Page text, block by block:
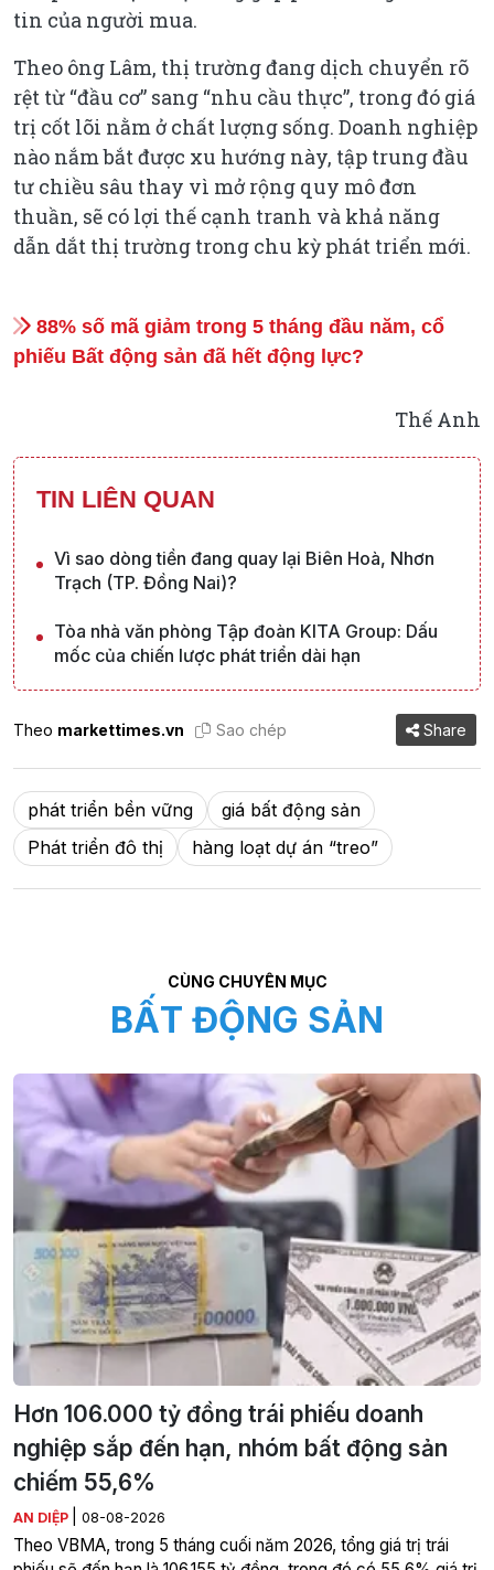
tin của người mua.
Theo ông Lâm, thị trường đang dịch chuyển rõ
rệt từ “đầu cơ” sang “nhu cầu thực”, trong đó giá
trị cốt lõi nằm ở chất lượng sống. Doanh nghiệp
nào nắm bắt được xu hướng này, tập trung đầu
tư chiều sâu thay vì mở rộng quy mô đơn
thuần, sẽ có lợi thế cạnh tranh và khả năng
dẫn dắt thị trường trong chu kỳ phát triển mới.
88% số mã giảm trong 5 tháng đầu năm, cổ
phiếu Bất động sản đã hết động lực?
Thế Anh
TIN LIÊN QUAN
Vì sao dòng tiền đang quay lại Biên Hoà, Nhơn
Trạch (TP. Đồng Nai)?
Tòa nhà văn phòng Tập đoàn KITA Group: Dấu
mốc của chiến lược phát triển dài hạn
Theo markettimes.vn Sao chép Share
phát triển bền vững
giá bất động sản
Phát triển đô thị
hàng loạt dự án “treo”
CÙNG CHUYÊN MỤC
BẤT ĐỘNG SẢN
Hơn 106.000 tỷ đồng trái phiếu doanh
nghiệp sắp đến hạn, nhóm bất động sản
chiếm 55,6%
AN DIỆP 08-08-2026
Theo VBMA, trong 5 tháng cuối năm 2026, tổng giá trị trái